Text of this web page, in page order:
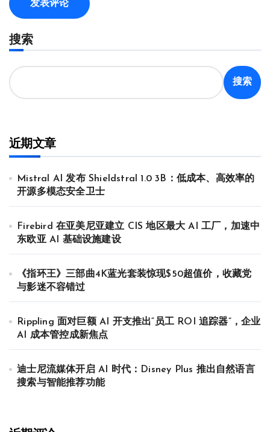
搜索
搜索
近期文章
Mistral AI 发布 Shieldstral 1.0 3B：低成本、高效率的
开源多模态安全卫士
Firebird 在亚美尼亚建立 CIS 地区最大 AI 工厂，加速中
东欧亚 AI 基础设施建设
《指环王》三部曲4K蓝光套装惊现$50超值价，收藏党
与影迷不容错过
Rippling 面对巨额 AI 开支推出“员工 ROI 追踪器”，企业
AI 成本管控成新焦点
迪士尼流媒体开启 AI 时代：Disney Plus 推出自然语言
搜索与智能推荐功能